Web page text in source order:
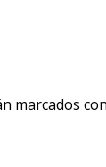
marcados con